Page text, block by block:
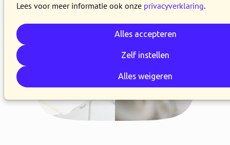
Lees voor meer informatie ook onze privacyverklaring.
Alles accepteren
Zelf instellen
Alles weigeren